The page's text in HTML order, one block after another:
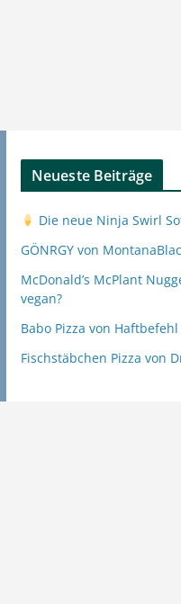
Neueste Beiträge
Die neue Ninja Swirl
GÖNRGY von
McDonald’s McPlant
vegan?
Babo Pizza von
Fischstäbchen Pizza von